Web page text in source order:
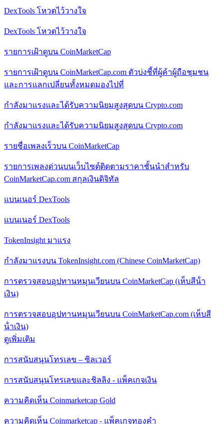
DexTools โหวตไว้วางใจ
DexTools โหวตไว้วางใจ
รายการเฝ้าดูบน CoinMarketCap
รายการเฝ้าดูบน CoinMarketCap.com ตัวบ่งชี้ที่ผู้ค้าผู้ถือชุมชน
และการแลกเปลี่ยนทั้งหมดมองไปที่
กําลังมาแรงและได้รับความนิยมสูงสุดบน Crypto.com
กําลังมาแรงและได้รับความนิยมสูงสุดบน Crypto.com
รายชื่อเพลงเร็วบน CoinMarketCap
รายการเพลงด่วนบนเว็บไซต์ติดตามราคาชั้นนําสําหรับ
CoinMarketCap.com สกุลเงินดิจิทัล
แบนเนอร์ DexTools
แบนเนอร์ DexTools
TokenInsight มาแรง
กําลังมาแรงบน TokenInsight.com (Chinese CoinMarketCap)
การตรวจสอบอุปทานหมุนเวียนบน CoinMarketCap (เห็บสีน้ํา
เงิน)
การตรวจสอบอุปทานหมุนเวียนบน CoinMarketCap.com (เห็บสี
น้ําเงิน)
ดูเพิ่มเติม
การสนับสนุนโทรเลข – ซิลเวอร์
การสนับสนุนโทรเลขและชิลลิง - แพ็คเกจเงิน
ความคิดเห็น Coinmarketcap Gold
ความคิดเห็น Coinmarketcap - แพ็คเกจทองคำ